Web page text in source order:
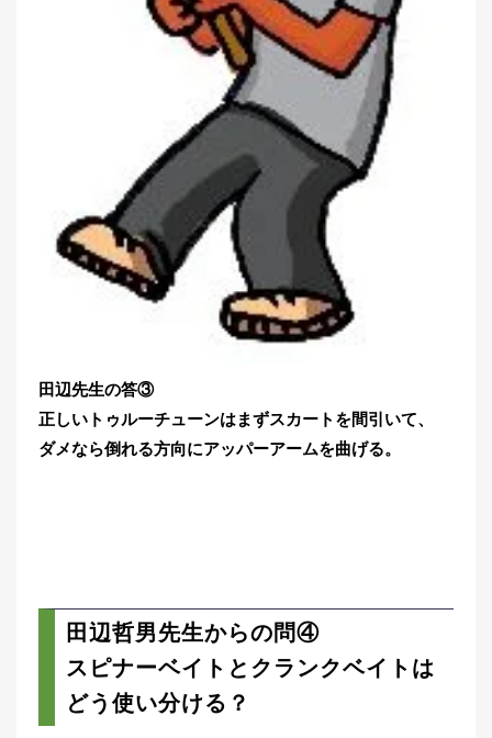
田辺先生の答③
正しいトゥルーチューンはまずスカートを間引いて、
ダメなら倒れる方向にアッパーアームを曲げる。
田辺哲男先生からの問④
スピナーベイトとクランクベイトは
どう使い分ける？